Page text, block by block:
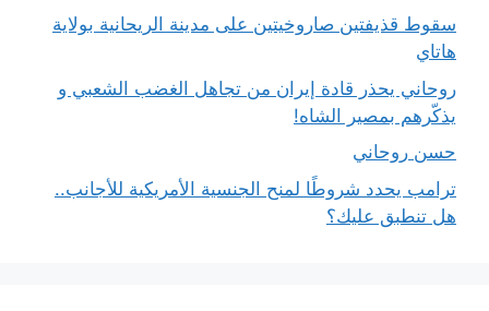
سقوط قذيفتين صاروخيتين على مدينة الريحانية بولاية
هاتاي
روحاني يحذر قادة إيران من تجاهل الغضب الشعبي و
يذكّرهم بمصير الشاه!
حسن روحاني
ترامب يحدد شروطًا لمنح الجنسية الأمريكية للأجانب..
هل تنطبق عليك؟